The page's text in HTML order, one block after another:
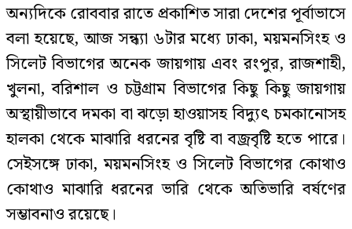
অন্যদিকে রোববার রাতে প্রকাশিত সারা দেশের পূর্বাভাসে
বলা হয়েছে, আজ সন্ধ্যা ৬টার মধ্যে ঢাকা, ময়মনসিংহ ও
সিলেট বিভাগের অনেক জায়গায় এবং রংপুর, রাজশাহী,
খুলনা, বরিশাল ও চট্টগ্রাম বিভাগের কিছু কিছু জায়গায়
অস্থায়ীভাবে দমকা বা ঝড়ো হাওয়াসহ বিদ্যুৎ চমকানোসহ
হালকা থেকে মাঝারি ধরনের বৃষ্টি বা বজ্রবৃষ্টি হতে পারে।
সেইসঙ্গে ঢাকা, ময়মনসিংহ ও সিলেট বিভাগের কোথাও
কোথাও মাঝারি ধরনের ভারি থেকে অতিভারি বর্ষণের
সম্ভাবনাও রয়েছে।